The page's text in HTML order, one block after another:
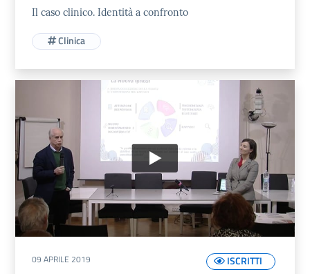
Il caso clinico. Identità a confronto
Clinica
ISCRITTI
09 APRILE 2019